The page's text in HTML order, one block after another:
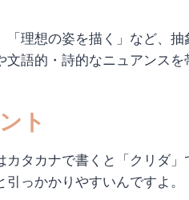
「理想の姿を描く」など、
語的・詩的なニュアンスを
ト
カタカナで書くと「クリダ
っかかりやすいんですよ。